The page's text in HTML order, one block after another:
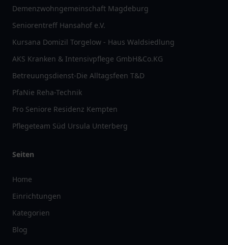
Demenzwohngemeinschaft Magdeburg
Seniorentreff Hansahof e.V.
Kursana Domizil Torgelow - Haus Waldsiedlung
AKS Kranken & Intensivpflege GmbH&Co.KG
Betreuungsdienst-Die Alltagsfeen T&D
PfaNie Reha-Technik
Pro Seniore Residenz Kempten
Pflegeteam Süd Ursula Unterberg
Seiten
Home
Einrichtungen
Kategorien
Blog